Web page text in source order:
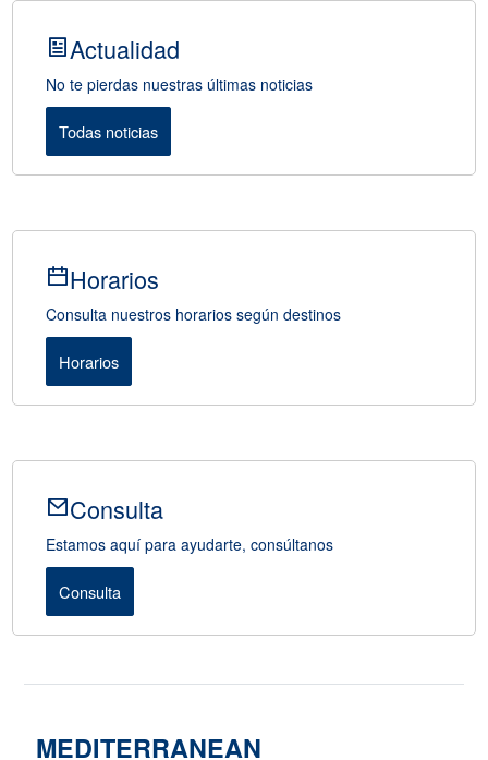
Actualidad
No te pierdas nuestras últimas noticias
Todas noticias
Horarios
Consulta nuestros horarios según destinos
Horarios
Consulta
Estamos aquí para ayudarte, consúltanos
Consulta
MEDITERRANEAN